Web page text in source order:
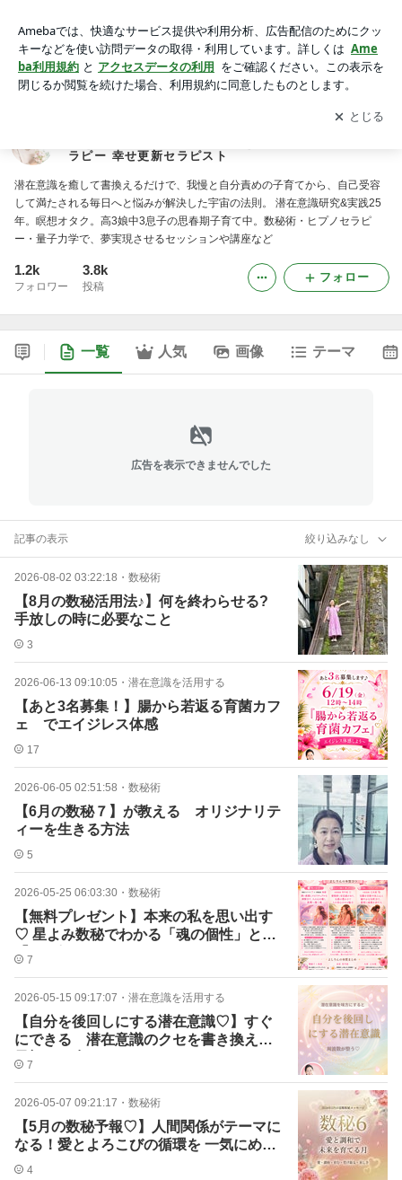
る数秘セラピー 未来を創るドリームヒプノセラピー 幸せ更新
セラピスト
アプリをダウンロードして ブログの更新通知
を受け取りまし
ょう。
開く
ラピー 幸せ更新セラピスト
潜在意識を癒して書換えるだけで、我慢と自分責めの子育てから、自己受容
して満たされる毎日へと悩みが解決した宇宙の法則。 潜在意識研究&実践25
年。瞑想オタク。高3娘中3息子の思春期子育て中。数秘術・ヒプノセラピ
ー・量子力学で、夢実現させるセッションや講座など
1.2k
フォロワー
3.8k
投稿
フォロー
一覧 人気 画像 テーマ
広告を表示できませんでした
記事の表示 絞り込みなし
2026-08-02 03:22:18 ・ 数秘術
【8月の数秘活用法♪】何を終わらせる?
手放しの時に必要なこと
3
2026-06-13 09:10:05 ・ 潜在意識を活用する
【あと3名募集！】腸から若返る育菌カフ
ェ でエイジレス体感
17
2026-06-05 02:51:58 ・ 数秘術
【6月の数秘７】が教える オリジナリテ
ィーを生きる方法
5
2026-05-25 06:03:30 ・ 数秘術
【無料プレゼント】本来の私を思い出す
♡ 星よみ数秘でわかる「魂の個性」と
「やる気スイッチ」
7
2026-05-15 09:17:07 ・ 潜在意識を活用する
【自分を後回しにする潜在意識♡】すぐ
にできる 潜在意識のクセを書き換える
最初の一歩！
7
2026-05-07 09:21:17 ・ 数秘術
【5月の数秘予報♡】人間関係がテーマに
なる！愛とよろこびの循環を 一気にめぐ
らせるには？
4